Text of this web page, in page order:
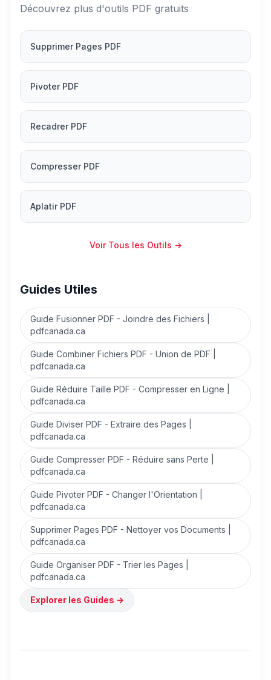
Découvrez plus d'outils PDF gratuits
Supprimer Pages PDF
Pivoter PDF
Recadrer PDF
Compresser PDF
Aplatir PDF
Voir Tous les Outils →
Guides Utiles
Guide Fusionner PDF - Joindre des Fichiers |
pdfcanada.ca
Guide Combiner Fichiers PDF - Union de PDF |
pdfcanada.ca
Guide Réduire Taille PDF - Compresser en Ligne |
pdfcanada.ca
Guide Diviser PDF - Extraire des Pages |
pdfcanada.ca
Guide Compresser PDF - Réduire sans Perte |
pdfcanada.ca
Guide Pivoter PDF - Changer l'Orientation |
pdfcanada.ca
Supprimer Pages PDF - Nettoyer vos Documents |
pdfcanada.ca
Guide Organiser PDF - Trier les Pages |
pdfcanada.ca
Explorer les Guides →